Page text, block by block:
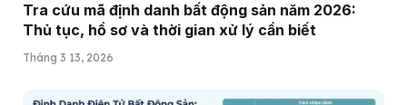
Tra cứu mã định danh bất động sản năm 2026:
Thủ tục, hồ sơ và thời gian xử lý cần biết
Tháng 3 13, 2026